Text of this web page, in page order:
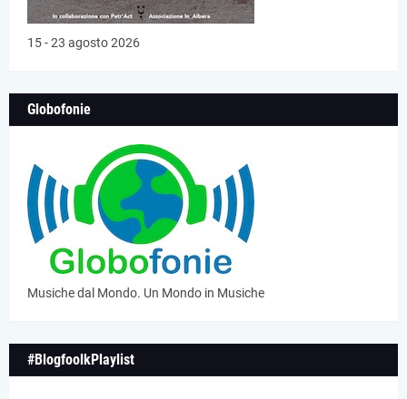
15 - 23 agosto 2026
Globofonie
Musiche dal Mondo. Un Mondo in Musiche
#BlogfoolkPlaylist